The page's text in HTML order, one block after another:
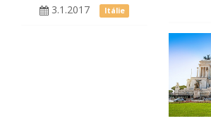
3.1.2017 Itálie